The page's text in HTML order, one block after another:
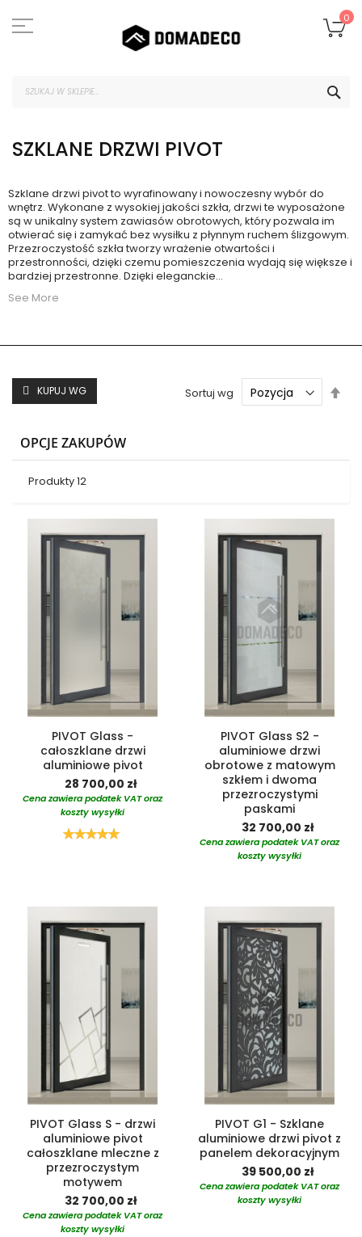
do
treści
0
SZKLANE DRZWI PIVOT
Szklane drzwi pivot to wyrafinowany i nowoczesny wybór do
wnętrz. Wykonane z wysokiej jakości szkła, drzwi te wyposażone
są w unikalny system zawiasów obrotowych, który pozwala im
otwierać się i zamykać bez wysiłku z płynnym ruchem ślizgowym.
Przezroczystość szkła tworzy wrażenie otwartości i
przestronności, dzięki czemu pomieszczenia wydają się większe i
bardziej przestronne. Dzięki eleganckie...
See More
Produkty12
Sortuj wg
PIVOT Glass -
całoszklane drzwi
aluminiowe pivot
28 700,00 zł
Cena zawiera podatek VAT oraz
koszty wysyłki
Ocena:
PIVOT Glass S2 -
aluminiowe drzwi
obrotowe z matowym
szkłem i dwoma
przezroczystymi
paskami
32 700,00 zł
Cena zawiera podatek VAT oraz
koszty wysyłki
PIVOT Glass S - drzwi
aluminiowe pivot
całoszklane mleczne z
przezroczystym
motywem
32 700,00 zł
Cena zawiera podatek VAT oraz
koszty wysyłki
PIVOT G1 - Szklane
aluminiowe drzwi pivot z
panelem dekoracyjnym
39 500,00 zł
Cena zawiera podatek VAT oraz
koszty wysyłki
KUPUJ WG
OPCJE ZAKUPÓW